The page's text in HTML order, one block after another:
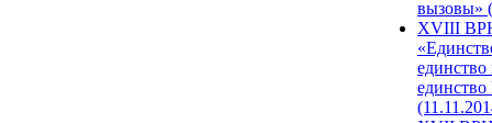
вызовы»
XVIII
единство
единство